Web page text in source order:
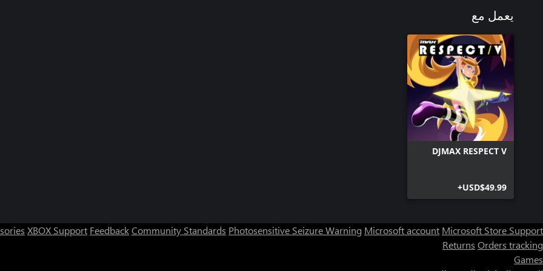
يعمل مع
DJMAX RESPECT V
USD$49.99+
XBOX Support FeedbackCommunity Standards Photosensitive Seizure Warning Microsoft account Microsoft Store Support
Returns Orders tracking
Games